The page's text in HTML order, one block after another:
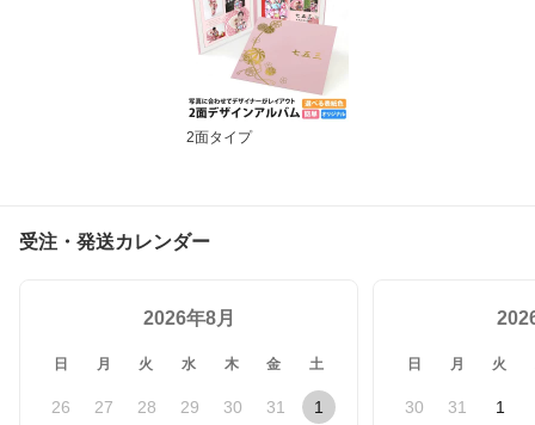
2面タイプ
受注・発送カレンダー
2026年8月
日 月 火 水 木 金 土
26 27 28 29 30 31 1
日 月 火
30 31 1